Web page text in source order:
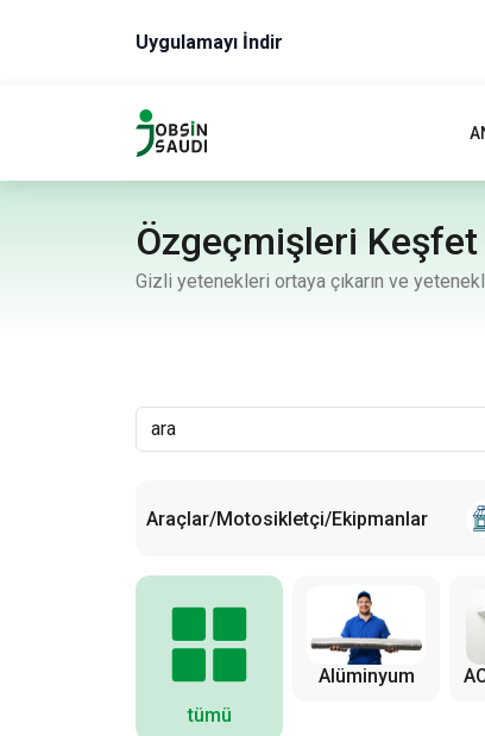
Uygulamayı İndir
Özgeçmişleri Keşfet
Gizli yetenekleri ortaya çıkarın ve
Araçlar/Motosikletçi/Ekipmanlar
tümü
Alüminyum